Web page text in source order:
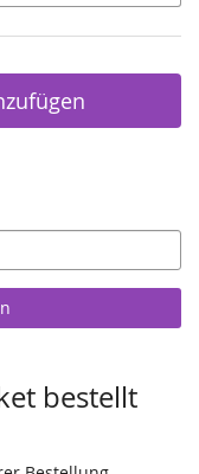
bestellt